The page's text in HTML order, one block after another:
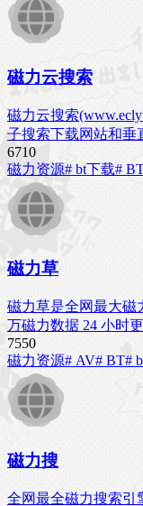
磁力云搜索
磁力云搜索
子搜索下载网站和垂
6710
磁力资源# bt下载#
磁力草
磁力草是全网最大磁
万磁力数据 24 小时
7550
磁力资源# AV# BT#
磁力搜
全网最全磁力搜索引